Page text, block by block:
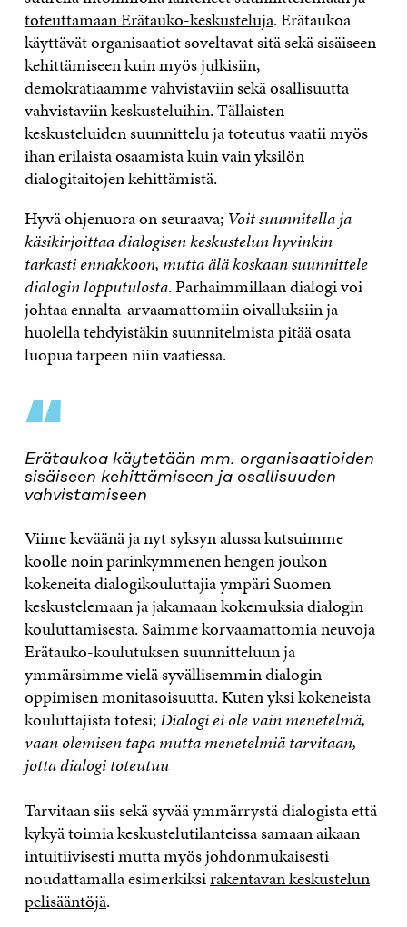
toteuttamaan Erätauko-keskusteluja. Erätaukoa
käyttävät organisaatiot soveltavat sitä sekä sisäiseen
kehittämiseen kuin myös julkisiin,
demokratiaamme vahvistaviin sekä osallisuutta
vahvistaviin keskusteluihin. Tällaisten
keskusteluiden suunnittelu ja toteutus vaatii myös
ihan erilaista osaamista kuin vain yksilön
dialogitaitojen kehittämistä.
Hyvä ohjenuora on seuraava; Voit suunnitella ja
käsikirjoittaa dialogisen keskustelun hyvinkin
tarkasti ennakkoon, mutta älä koskaan suunnittele
dialogin lopputulosta. Parhaimmillaan dialogi voi
johtaa ennalta-arvaamattomiin oivalluksiin ja
huolella tehdyistäkin suunnitelmista pitää osata
luopua tarpeen niin vaatiessa.
“
Erätaukoa käytetään mm. organisaatioiden
sisäiseen kehittämiseen ja osallisuuden
vahvistamiseen
Viime keväänä ja nyt syksyn alussa kutsuimme
koolle noin parinkymmenen hengen joukon
kokeneita dialogikouluttajia ympäri Suomen
keskustelemaan ja jakamaan kokemuksia dialogin
kouluttamisesta. Saimme korvaamattomia neuvoja
Erätauko-koulutuksen suunnitteluun ja
ymmärsimme vielä syvällisemmin dialogin
oppimisen monitasoisuutta. Kuten yksi kokeneista
kouluttajista totesi;Dialogi ei ole vain menetelmä,
vaan olemisen tapa mutta menetelmiä tarvitaan,
jotta dialogi toteutuu
Tarvitaan siis sekä syvää ymmärrystä dialogista että
kykyä toimia keskustelutilanteissa samaan aikaan
intuitiivisesti mutta myös johdonmukaisesti
noudattamalla esimerkiksirakentavan keskustelun
pelisääntöjä.